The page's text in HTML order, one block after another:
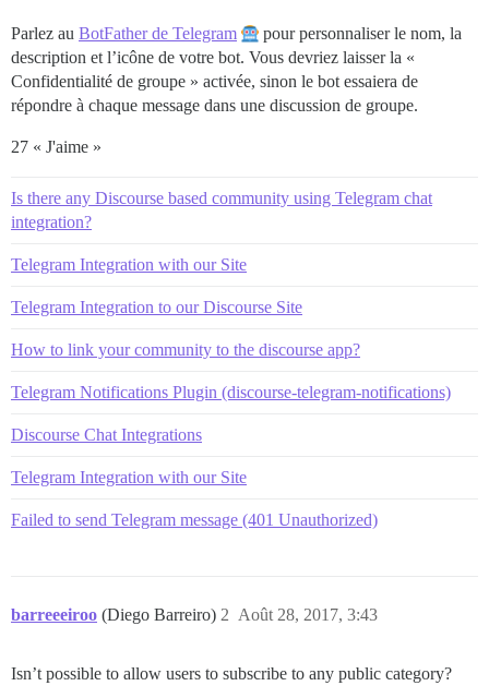
Parlez au BotFather de Telegram
pour personnaliser le nom, la
description et l’icône de votre bot. Vous devriez laisser la «
Confidentialité de groupe » activée, sinon le bot essaiera de
répondre à chaque message dans une discussion de groupe.
27 « J'aime »
Is there any Discourse based community using Telegram chat
integration?
Telegram Integration with our Site
Telegram Integration to our Discourse Site
How to link your community to the discourse app?
Telegram Notifications Plugin (discourse-telegram-notifications)
Discourse Chat Integrations
Telegram Integration with our Site
Failed to send Telegram message (401 Unauthorized)
barreeeiroo (Diego Barreiro) Août 28, 2017, 3:43
2
Isn’t possible to allow users to subscribe to any public category?